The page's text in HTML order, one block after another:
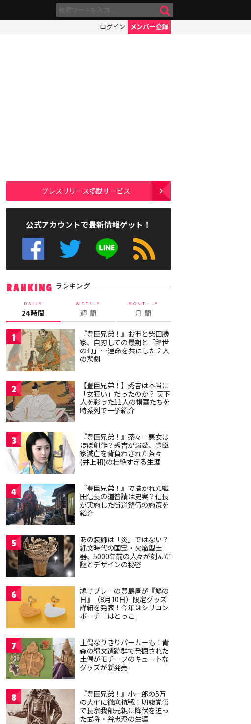
ログイン メンバー登録
プレスリリース掲載サービス
公式アカウントで最新情報ゲット！
RANKING ランキング
DAILY
24時間
WEEKLY
週 間
MONTHLY
月 間
1
『豊臣兄弟！』お市と柴田勝
家、自刃しての最期と「辞世
の句」…運命を共にした２人
の悲劇
2
【豊臣兄弟！】秀吉は本当に
「女狂い」だったのか？ 天下
人を彩った11人の側室たちを
時系列で一挙紹介
3
『豊臣兄弟！』茶々＝悪女は
ほぼ創作？秀吉が溺愛、豊臣
家滅亡を背負わされた茶々
(井上和)の壮絶すぎる生涯
4
『豊臣兄弟！』で描かれた織
田信長の道普請は史実？信長
が実施した街道整備の施策を
紹介
5
あの装飾は「炎」ではない？
縄文時代の国宝・火焔型土
器、5000年前の人々が刻んだ
謎とデザインの秘密
6
鳩サブレーの豊島屋が『鳩の
日』（8月10日）限定グッズ
詳細を発表！今年はシリコン
ポーチ「はとっこ」
7
土偶なりきりパーカーも！青
森の縄文遺跡群で発掘された
土偶がモチーフのキュートな
グッズが新発売
8
『豊臣兄弟！』小一郎の5万
の大軍に徹底抗戦！切腹覚悟
で長宗我部元親に降伏を迫っ
た武将・谷忠澄の生涯